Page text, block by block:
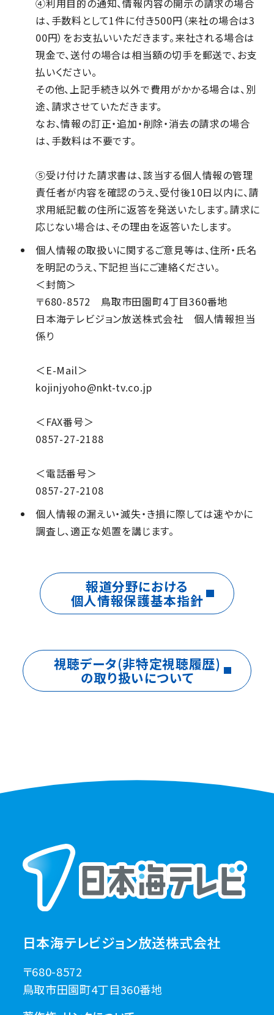
④利用目的の通知、情報内容の開示の請求の場合
は、手数料として1件に付き500円（来社の場合は3
00円）をお支払いいただきます。来社される場合は
現金で、送付の場合は相当額の切手を郵送で、お支
払いください。
その他、上記手続き以外で費用がかかる場合は、別
途、請求させていただきます。
なお、情報の訂正・追加・削除・消去の請求の場合
は、手数料は不要です。
⑤受け付けた請求書は、該当する個人情報の管理
責任者が内容を確認のうえ、受付後10日以内に、請
求用紙記載の住所に返答を発送いたします。請求に
応じない場合は、その理由を返答いたします。
個人情報の取扱いに関するご意見等は、住所・氏名
を明記のうえ、下記担当にご連絡ください。
＜封筒＞
〒680-8572 鳥取市田園町4丁目360番地
日本海テレビジョン放送株式会社 個人情報担当
係り
＜E-Mail＞
kojinjyoho@nkt-tv.co.jp
＜FAX番号＞
0857-27-2188
＜電話番号＞
0857-27-2108
個人情報の漏えい・滅失・き損に際しては速やかに
調査し、適正な処置を講じます。
報道分野における
個人情報保護基本指針
視聴データ(非特定視聴履歴)
の取り扱いについて
日本海テレビジョン放送株式会社
〒680-8572
鳥取市田園町4丁目360番地